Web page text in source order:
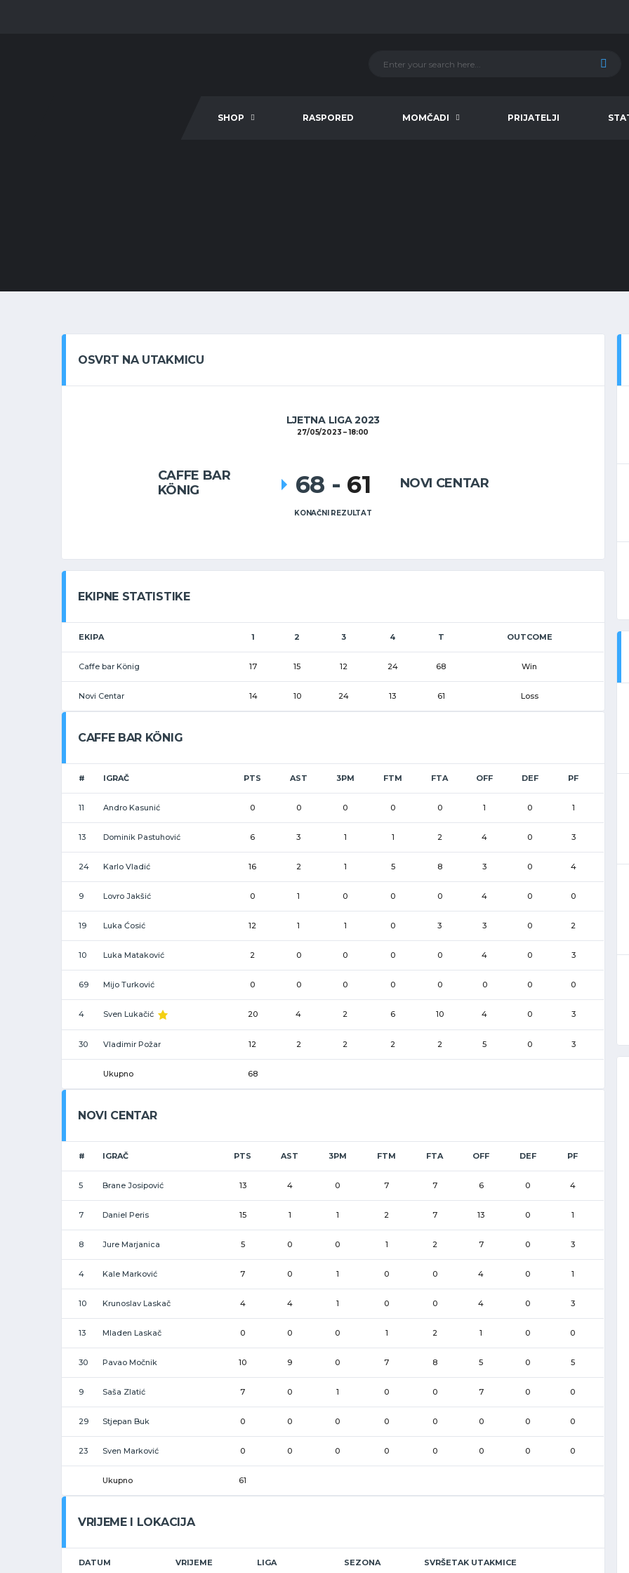
SHOP RASPORED MOMČADI PRIJATELJI
OSVRT NA UTAKMICU
LJETNA LIGA 2023
27/05/2023 18:00
CAFFE BAR
KÖNIG
NOVI CENTAR
68 - 61
KONAČNI REZULTAT
EKIPNE STATISTIKE
EKIPA 1 2 3 4 T OUTCOME
Caffe bar König 17 15 12 24 68 Win
Novi Centar 14 10 24 13 61 Loss
CAFFE BAR KÖNIG
# IGRAČ PTS AST 3PM FTM FTA OFF DEF PF
11 Andro Kasunić 0 0 0 0 0 1 0 1
13 Dominik Pastuhović 6 3 1 1 2 4 0 3
24 Karlo Vladić 16 2 1 5 8 3 0 4
9 Lovro Jakšić 0 1 0 0 0 4 0 0
19 Luka Ćosić 12 1 1 0 3 3 0 2
10 Luka Mataković 2 0 0 0 0 4 0 3
69 Mijo Turković 0 0 0 0 0 0 0 0
4 Sven Lukačić 20 4 2 6 10 4 0 3
30 Vladimir Požar 12 2 2 2 2 5 0 3
Ukupno 68
NOVI CENTAR
# IGRAČ PTS AST 3PM FTM FTA OFF DEF PF
5 Brane Josipović 13 4 0 7 7 6 0 4
7 Daniel Peris 15 1 1 2 7 13 0 1
8 Jure Marjanica 5 0 0 1 2 7 0 3
4 Kale Marković 7 0 1 0 0 4 0 1
10 Krunoslav Laskač 4 4 1 0 0 4 0 3
13 Mladen Laskač 0 0 0 1 2 1 0 0
30 Pavao Močnik 10 9 0 7 8 5 0 5
9 Saša Zlatić 7 0 1 0 0 7 0 0
29 Stjepan Buk 0 0 0 0 0 0 0 0
23 Sven Marković 0 0 0 0 0 0 0 0
Ukupno 61
VRIJEME I LOKACIJA
DATUM VRIJEME LIGA SEZONA SVRŠETAK UTAKMICE